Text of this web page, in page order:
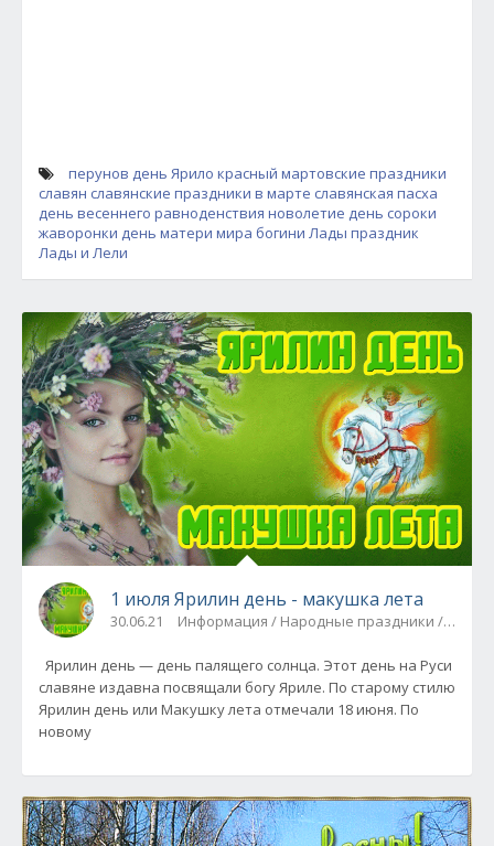
перунов день Ярило красный мартовские праздники
славян славянские праздники в марте славянская пасха
день весеннего равноденствия новолетие день сороки
жаворонки день матери мира богини Лады праздник
Лады и Лели
1 июля Ярилин день - макушка лета
30.06.21 Информация / Народные праздники / Все
Ярилин день — день палящего солнца. Этот день на Руси
славяне издавна посвящали богу Яриле. По старому стилю
Ярилин день или Макушку лета отмечали 18 июня. По
новому